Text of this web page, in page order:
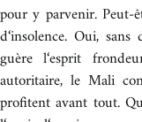
pour y parvenir. Peut-
d‘insolence. Oui,
guère l‘esprit
autoritaire, le Mali
profitent avant tout.